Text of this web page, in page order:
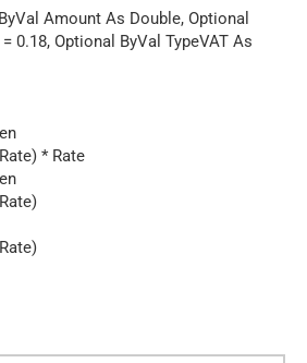
Amount As Double, Optional
0.18, Optional ByVal TypeVAT As
* Rate